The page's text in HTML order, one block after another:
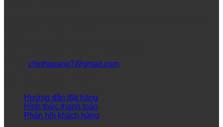
chinhquang7@gmail.com
Hướng dẫn đặt hàng
Hình thức thanh toán
Phản hồi khách hàng